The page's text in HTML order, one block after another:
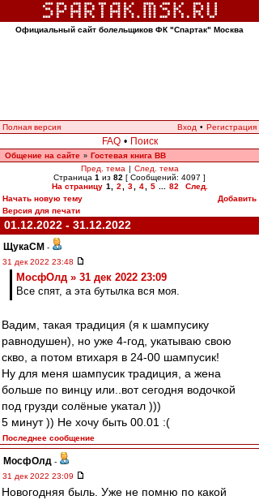
Официальный сайт болельщиков ФК "Спартак" Москва
Полная версия Вход • Регистрация
FAQ • Поиск
Общение на сайте » Гостевая книга ВВ
Пред. тема | След. тема
Страница 1 из 82 [ Сообщений: 4097 ]
На страницу 1 2 3 4 5 82
След.
Начать новую тему
Добавить
Версия для печати
01.12.2022 - 31.12.2022
ЩукаСМ -
31 дек 2022 23:48
МосфОлд » 31 дек 2022 23:09
Все спят, а эта бутылка вся моя.
Вадим, такая традиция (я к шампусику
равнодушен), но уже 4-год, укатываю свою
скво, а потом втихаря в 24-00 шампусик!
Ну для меня шампусик традиция, а жена
больше по винцу или..вот сегодня водочкой
под грузди солёные укатал )))
5 минут )) Не хочу быть 00.01 :(
Последнее сообщение
МосфОлд -
31 дек 2022 23:09
Новогодняя быль. Уже не помню по какой